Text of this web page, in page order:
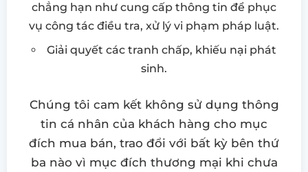
chẳng hạn như cung cấp thông tin để phục
vụ công tác điều tra, xử lý vi phạm pháp luật.
Giải quyết các tranh chấp, khiếu nại phát
sinh.
Chúng tôi cam kết không sử dụng thông
tin cá nhân của khách hàng cho mục
đích mua bán, trao đổi với bất kỳ bên thứ
ba nào vì mục đích thương mại khi chưa